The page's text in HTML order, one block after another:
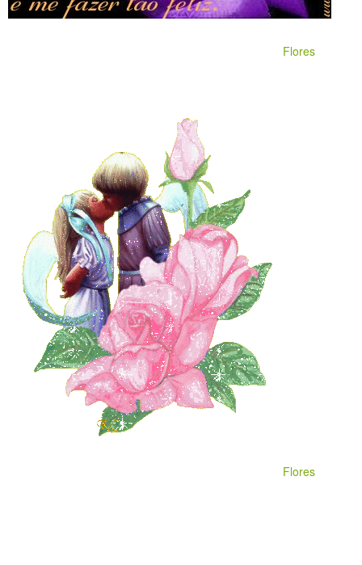
Flores
Flores